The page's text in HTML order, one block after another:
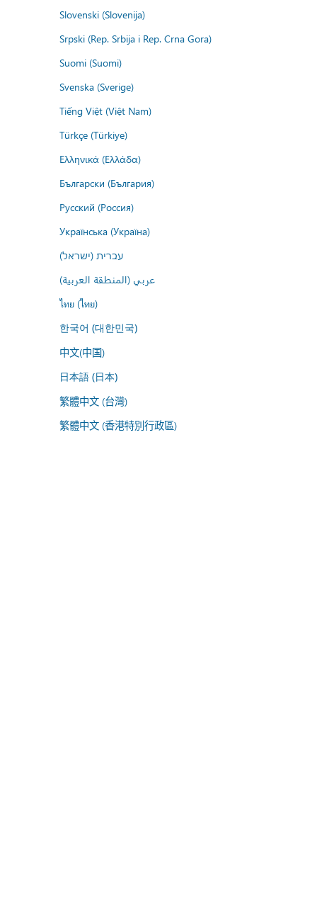
Slovenski (Slovenija)
Srpski (Rep. Srbija i Rep. Crna Gora)
Suomi (Suomi)
Svenska (Sverige)
Tiếng Việt (Việt Nam)
Türkçe (Türkiye)
Ελληνικά (Ελλάδα)
Български (България)
Русский (Россия)
Українська (Україна)
עברית (ישראל)
عربي (المنطقة العربية)
ไทย (ไทย)
한국어 (대한민국)
中文(中国)
日本語 (日本)
繁體中文 (台灣)
繁體中文 (香港特別行政區)